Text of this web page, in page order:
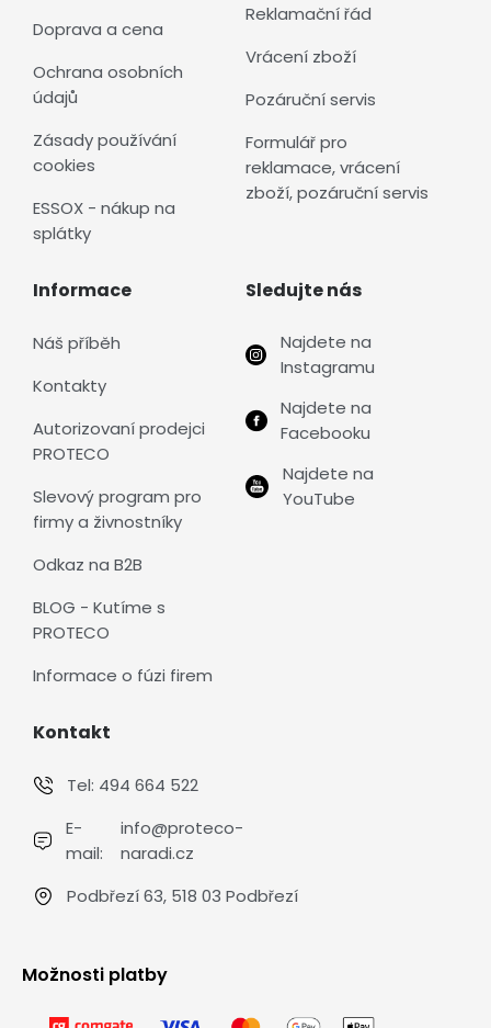
Doprava a cena
Ochrana osobních
údajů
Zásady používání
cookies
ESSOX - nákup na
splátky
Reklamační řád
Vrácení zboží
Pozáruční servis
Formulář pro
reklamace, vrácení
zboží, pozáruční servis
Informace
Náš příběh
Kontakty
Autorizovaní prodejci
PROTECO
Slevový program pro
firmy a živnostníky
Odkaz na B2B
BLOG - Kutíme s
PROTECO
Informace o fúzi firem
Sledujte nás
Najdete na
Instagramu
Najdete na
Facebooku
Najdete na
YouTube
Kontakt
Tel: 494 664 522
E-
mail:
info@proteco-
naradi.cz
Podbřezí 63, 518 03 Podbřezí
Možnosti platby